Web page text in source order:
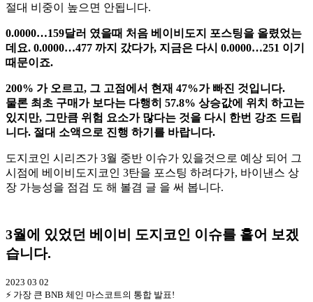
절대 비중이 높으면 안됩니다.
0.0000…159달러 였을때 처음 베이비도지 포스팅을 올렸었는
데요. 0.0000…477 까지 갔다가, 지금은 다시 0.0000…251 이기
때문이죠.
200% 가 오르고, 그 고점에서 현재 47%가 빠진 것입니다.
물론 최초 구매가 보다는 다행히 57.8% 상승값에 위치 하고는
있지만, 그만큼 위험 요소가 많다는 것을 다시 한번 강조 드립
니다. 절대 소액으로 진행 하기를 바랍니다.
도지코인 시리즈가 3월 중반 이슈가 있을것으로 예상 되어 그
시점에 베이비도지코인 3탄을 포스팅 하려다가, 바이낸스 상
장 가능성을 점검 도 해 볼겸 글 을 써 봅니다.
3월에 있었던 베이비 도지코인 이슈를 흩어 보겠
습니다.
2023 03 02
⚡️ 가장 큰 BNB 체인 마스코트의 통합 발표!